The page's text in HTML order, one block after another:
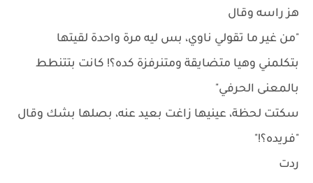
هز راسه وقال
"من غير ما تقولي ناوي، بس ليه مرة واحدة لقيتها
بتكلمني وهيا متضايقة ومتنرفزة كده؟! كانت بتتنطط
بالمعنى الحرفي"
سكتت لحظة، عينيها زاغت بعيد عنه، بصلها بشك وقال
"فريده؟!"
ردت